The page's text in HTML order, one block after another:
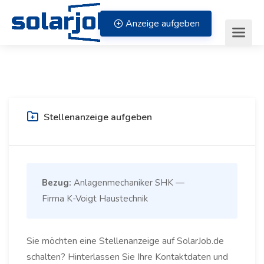
Zum Inhalt springen
Anzeige aufgeben
Stellenanzeige aufgeben
Bezug: Anlagenmechaniker SHK —
Firma K-Voigt Haustechnik
Sie möchten eine Stellenanzeige auf SolarJob.de
schalten? Hinterlassen Sie Ihre Kontaktdaten und